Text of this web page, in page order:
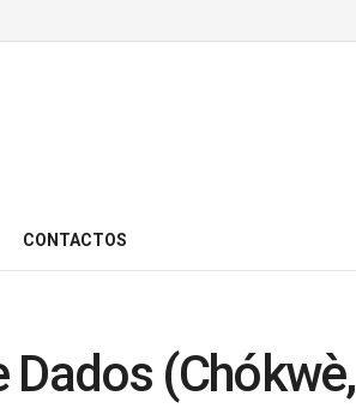
CONTACTOS
(Chókwè,